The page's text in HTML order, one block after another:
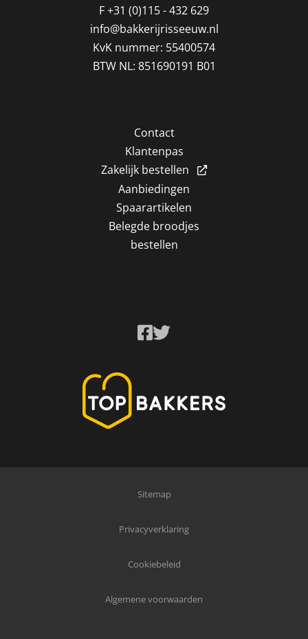
F+31 (0)115 - 432 629
info@bakkerijrisseeuw.nl
KvK nummer: 55400574
BTW NL: 851690191 B01
Contact
Klantenpas
Zakelijk bestellen
Aanbiedingen
Spaarartikelen
Belegde broodjes
bestellen
Sitemap
Privacyverklaring
Cookiebeleid
Algemene voorwaarden